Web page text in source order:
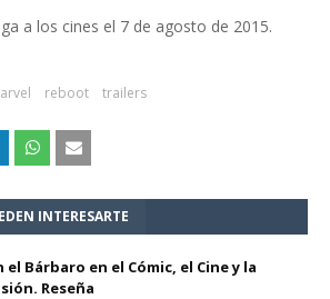
a los cines el 7 de agosto de 2015.
reboot trailers
INTERESARTE
el Bárbaro en el Cómic, el Cine y la
Reseña